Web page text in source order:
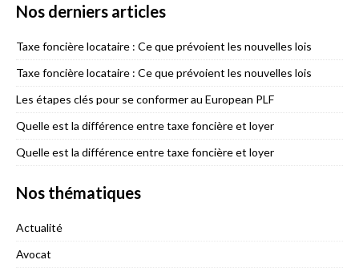
Nos derniers articles
Taxe foncière locataire : Ce que prévoient les nouvelles lois
Taxe foncière locataire : Ce que prévoient les nouvelles lois
Les étapes clés pour se conformer au European PLF
Quelle est la différence entre taxe foncière et loyer
Quelle est la différence entre taxe foncière et loyer
Nos thématiques
Actualité
Avocat